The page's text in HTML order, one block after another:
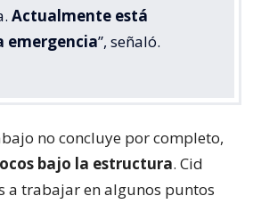
Actualmente está
emergencia”, señaló.
no concluye por completo,
bajo la estructura. Cid
a trabajar en algunos puntos